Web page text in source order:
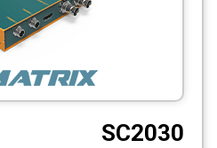
Fiber Optic
CCTV
Photo PrintersSC2030